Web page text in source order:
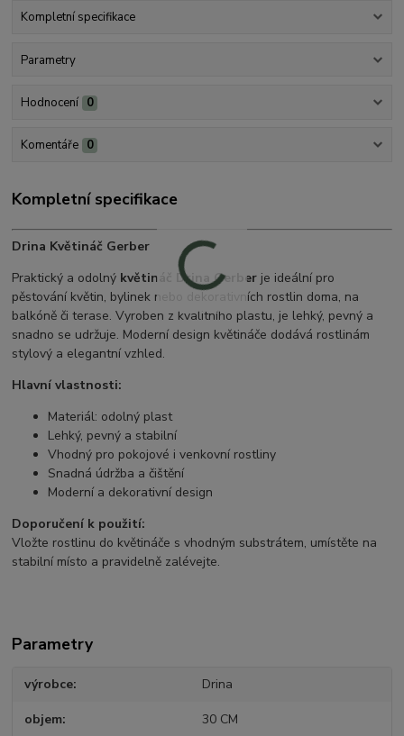
Kompletní specifikace
Parametry
Hodnocení 0
Komentáře 0
Kompletní specifikace
Drina Květináč Gerber
Praktický a odolný květináč Drina Gerber je ideální pro
pěstování květin, bylinek nebo dekorativních rostlin doma, na
balkóně či terase. Vyroben z kvalitního plastu, je lehký, pevný a
snadno se udržuje. Moderní design květináče dodává rostlinám
stylový a elegantní vzhled.
Hlavní vlastnosti:
Materiál: odolný plast
Lehký, pevný a stabilní
Vhodný pro pokojové i venkovní rostliny
Snadná údržba a čištění
Moderní a dekorativní design
Doporučení k použití:
Vložte rostlinu do květináče s vhodným substrátem, umístěte na
stabilní místo a pravidelně zalévejte.
Parametry
výrobce Drina
objem 30 CM